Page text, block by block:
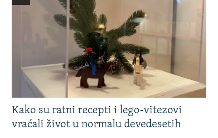
Kako su ratni recepti i lego-vitezovi
vraćali život u normalu devedesetih